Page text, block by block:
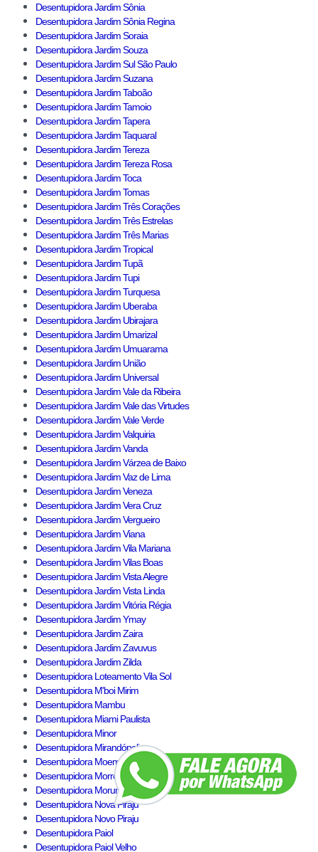
Desentupidora Jardim Sônia
Desentupidora Jardim Sônia Regina
Desentupidora Jardim Soraia
Desentupidora Jardim Souza
Desentupidora Jardim Sul São Paulo
Desentupidora Jardim Suzana
Desentupidora Jardim Taboão
Desentupidora Jardim Tamoio
Desentupidora Jardim Tapera
Desentupidora Jardim Taquaral
Desentupidora Jardim Tereza
Desentupidora Jardim Tereza Rosa
Desentupidora Jardim Toca
Desentupidora Jardim Tomas
Desentupidora Jardim Três Corações
Desentupidora Jardim Três Estrelas
Desentupidora Jardim Três Marias
Desentupidora Jardim Tropical
Desentupidora Jardim Tupã
Desentupidora Jardim Tupi
Desentupidora Jardim Turquesa
Desentupidora Jardim Uberaba
Desentupidora Jardim Ubirajara
Desentupidora Jardim Umarizal
Desentupidora Jardim Umuarama
Desentupidora Jardim União
Desentupidora Jardim Universal
Desentupidora Jardim Vale da Ribeira
Desentupidora Jardim Vale das Virtudes
Desentupidora Jardim Vale Verde
Desentupidora Jardim Valquiria
Desentupidora Jardim Vanda
Desentupidora Jardim Várzea de Baixo
Desentupidora Jardim Vaz de Lima
Desentupidora Jardim Veneza
Desentupidora Jardim Vera Cruz
Desentupidora Jardim Vergueiro
Desentupidora Jardim Viana
Desentupidora Jardim Vila Mariana
Desentupidora Jardim Vilas Boas
Desentupidora Jardim Vista Alegre
Desentupidora Jardim Vista Linda
Desentupidora Jardim Vitória Régia
Desentupidora Jardim Ymay
Desentupidora Jardim Zaira
Desentupidora Jardim Zavuvus
Desentupidora Jardim Zilda
Desentupidora Loteamento Vila Sol
Desentupidora M'boi Mirim
Desentupidora Mambu
Desentupidora Miami Paulista
Desentupidora Minor
Desentupidora Mirandópolis
Desentupidora Moema
Desentupidora Morro do Índio
Desentupidora Morumbi do Sul
Desentupidora Nova Piraju
Desentupidora Novo Piraju
Desentupidora Paiol
Desentupidora Paiol Velho